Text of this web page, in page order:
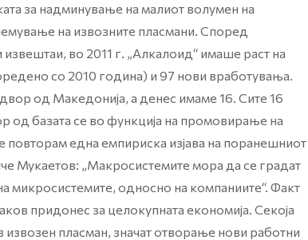
за надминување на малиот волумен на
на извозните пласмани. Според
во 2011 г. „Алкалоид“ имаше раст на
со 2010 година) и 97 нови вработувања.
од Македонија, а денес имаме 16. Сите 16
базата се во функција на промовирање на
повторам една емпириска изјава на поранешниот
Мукаетов: „Макросистемите мора да се градат
микросистемите, односно на компаниите“. Факт
придонес за целокупната економија. Секоја
извозен пласман, значат отворање нови работни